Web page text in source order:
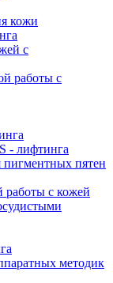
кожи
с
работы с
- лифтинга
пигментных пятен
работы с кожей
методик